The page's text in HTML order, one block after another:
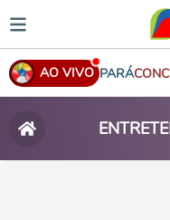
AO VIVO PARÁ